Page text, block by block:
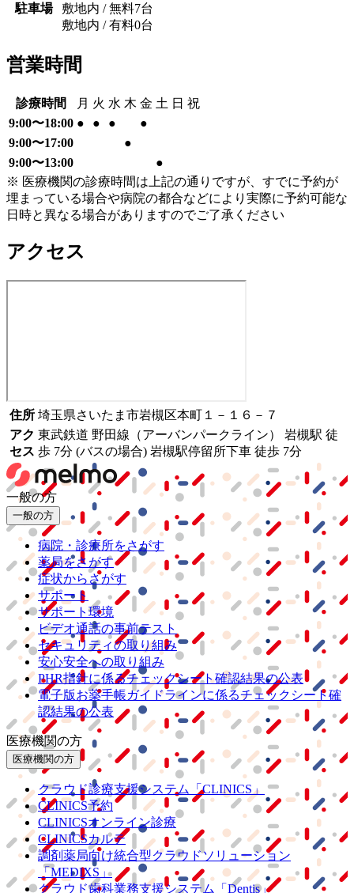
駐車場
敷地内 / 無料7台
敷地内 / 有料0台
営業時間
診療時間 月 火 水 木 金 土 日 祝
9:00〜18:00 ● ● ●
●
9:00〜17:00
●
9:00〜13:00
●
※ 医療機関の診療時間は上記の通りですが、すでに予約が
埋まっている場合や病院の都合などにより実際に予約可能な
日時と異なる場合がありますのでご了承ください
アクセス
住所 埼玉県さいたま市岩槻区本町１－１６－７
アク
セス
東武鉄道 野田線（アーバンパークライン） 岩槻駅 徒
歩 7分 (バスの場合) 岩槻駅停留所下車 徒歩 7分
一般の方
一般の方
病院・診療所をさがす
薬局をさがす
症状からさがす
サポート
サポート環境
ビデオ通話の事前テスト
セキュリティの取り組み
安心安全への取り組み
PHR指針に係るチェックシート確認結果の公表
電子版お薬手帳ガイドラインに係るチェックシート確
認結果の公表
医療機関の方
医療機関の方
クラウド診療支援システム
「CLINICS」
CLINICS予約
CLINICSオンライン診療
CLINICSカルテ
調剤薬局向け統合型クラウドソリューション
「MEDIXS」
クラウド歯科業務支援システム 「Dentis」